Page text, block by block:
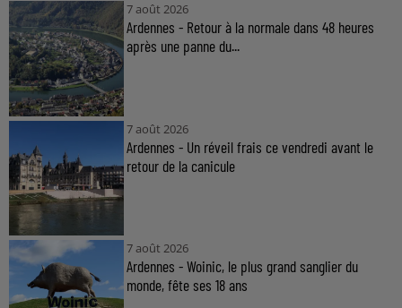
7 août 2026
Ardennes - Retour à la normale dans 48 heures
après une panne du...
7 août 2026
Ardennes - Un réveil frais ce vendredi avant le
retour de la canicule
7 août 2026
Ardennes - Woinic, le plus grand sanglier du
monde, fête ses 18 ans